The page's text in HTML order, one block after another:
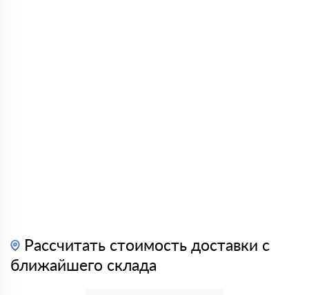
Рассчитать стоимость доставки с
ближайшего склада